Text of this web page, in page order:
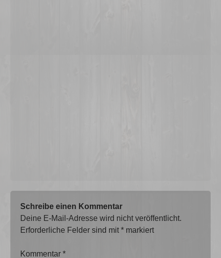
Schreibe einen Kommentar
Deine E-Mail-Adresse wird nicht veröffentlicht.
Erforderliche Felder sind mit* markiert
Kommentar*